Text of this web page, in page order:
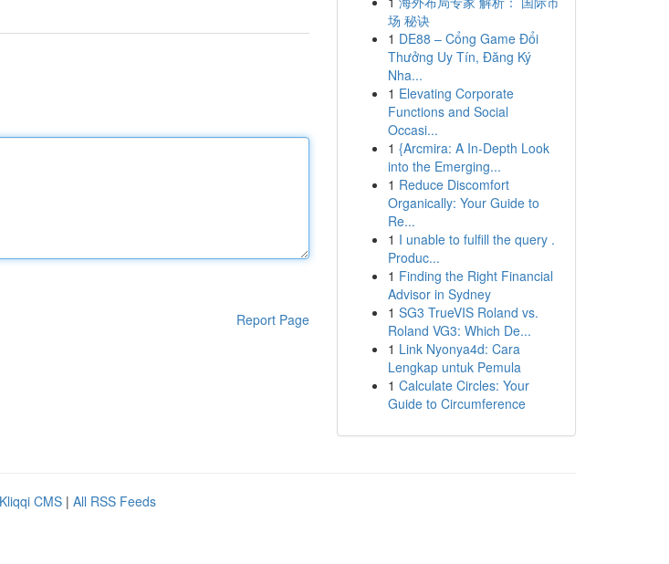
Report Page
场 秘诀
1 DE88 – Cổng Game Đổi
Thưởng Uy Tín, Đăng Ký
Nha...
1 Elevating Corporate
Functions and Social
Occasi...
1 {Arcmira: A In-Depth Look
into the Emerging...
1 Reduce Discomfort
Organically: Your Guide to
Re...
1 I unable to fulfill the query .
Produc...
1 Finding the Right Financial
Advisor in Sydney
1 SG3 TrueVIS Roland vs.
Roland VG3: Which De...
1 Link Nyonya4d: Cara
Lengkap untuk Pemula
1 Calculate Circles: Your
Guide to Circumference
Kliqqi CMS | All RSS Feeds